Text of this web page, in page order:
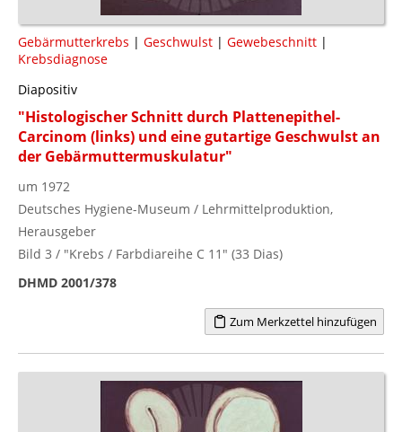
Gebärmutterkrebs | Geschwulst | Gewebeschnitt |
Krebsdiagnose
Diapositiv
"Histologischer Schnitt durch Plattenepithel-
Carcinom (links) und eine gutartige Geschwulst an
der Gebärmuttermuskulatur"
um 1972
Deutsches Hygiene-Museum / Lehrmittelproduktion,
Herausgeber
Bild 3 / "Krebs / Farbdiareihe C 11" (33 Dias)
DHMD 2001/378
Zum Merkzettel hinzufügen